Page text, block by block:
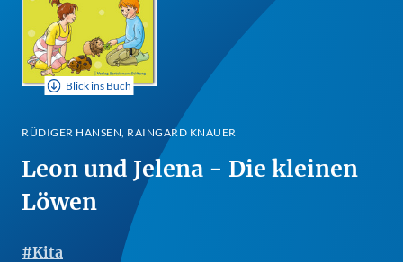
Blick ins Buch
RÜDIGER HANSEN, RAINGARD KNAUER
Leon und Jelena - Die kleinen
Löwen
#Kita